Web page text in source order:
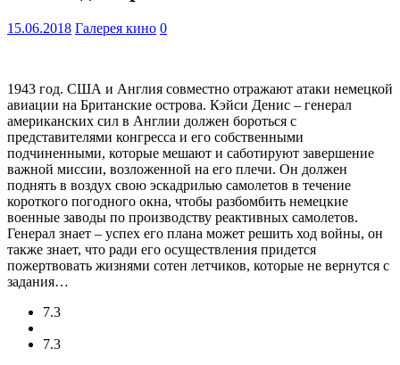
15.06.2018 Галерея кино 0
1943 год. США и Англия совместно отражают атаки немецкой
авиации на Британские острова. Кэйси Денис – генерал
американских сил в Англии должен бороться с
представителями конгресса и его собственными
подчиненными, которые мешают и саботируют завершение
важной миссии, возложенной на его плечи. Он должен
поднять в воздух свою эскадрилью самолетов в течение
короткого погодного окна, чтобы разбомбить немецкие
военные заводы по производству реактивных самолетов.
Генерал знает – успех его плана может решить ход войны, он
также знает, что ради его осуществления придется
пожертвовать жизнями сотен летчиков, которые не вернутся с
задания…
7.3
7.3